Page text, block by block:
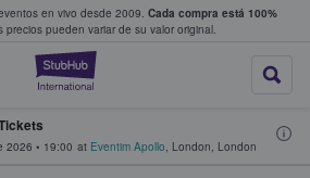
en vivo desde 2009. Cada compra está 100%
precios pueden variar de su valor original.
StubHub: donde
y venden boletos
2026 • 19:00 at Eventim Apollo, London, London